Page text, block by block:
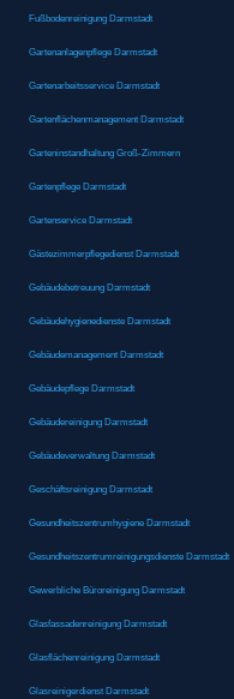
Fußbodenreinigung Darmstadt
Gartenanlagenpflege Darmstadt
Gartenarbeitsservice Darmstadt
Gartenflächenmanagement Darmstadt
Garteninstandhaltung Groß-Zimmern
Gartenpflege Darmstadt
Gartenservice Darmstadt
Gästezimmerpflegedienst Darmstadt
Gebäudebetreuung Darmstadt
Gebäudehygienedienste Darmstadt
Gebäudemanagement Darmstadt
Gebäudepflege Darmstadt
Gebäudereinigung Darmstadt
Gebäudeverwaltung Darmstadt
Geschäftsreinigung Darmstadt
Gesundheitszentrumhygiene Darmstadt
Gesundheitszentrumreinigungsdienste Darmstadt
Gewerbliche Büroreinigung Darmstadt
Glasfassadenreinigung Darmstadt
Glasflächenreinigung Darmstadt
Glasreinigerdienst Darmstadt